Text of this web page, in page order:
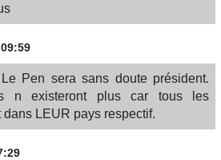
Pen sera sans doute président.
n existeront plus car tous les
LEUR pays respectif.